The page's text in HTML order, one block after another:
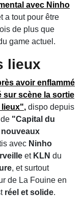
avec Ninho
a tout pour être
de plus que
game actuel.
lieux
avoir enflammé
sur scène la sortie
lieux", dispo depuis
"Capital du
nouveaux
avec Ninho
et KLN du
, et surtout
de La Fouine en
réel et solide.